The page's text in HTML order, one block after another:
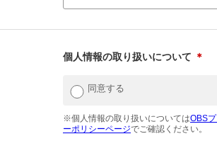
個人情報の取り扱いについて ＊
同意する
※個人情報の取り扱いについてはOBS
ーポリシーページでご確認ください。